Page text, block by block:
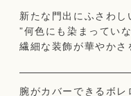
新たな門出にふさわし
”何色にも染まってい
繊細な装飾が華やかさ
腕がカバーできるボ